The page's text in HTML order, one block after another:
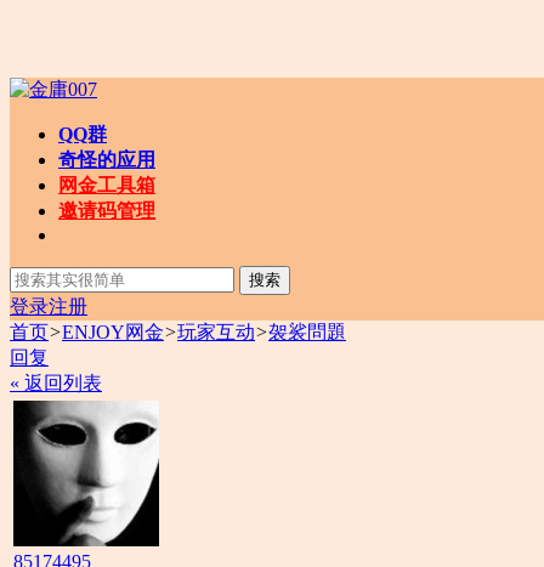
QQ群
奇怪的应用
网金工具箱
邀请码管理
搜索
登录注册
首页>ENJOY网金>玩家互动>袈裟問題
回复
« 返回列表
85174495